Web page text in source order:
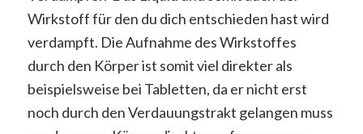
Wirkstoff für den du dich entschieden hast wird
verdampft. Die Aufnahme des Wirkstoffes
durch den Körper ist somit viel direkter als
beispielsweise bei Tabletten, da er nicht erst
noch durch den Verdauungstrakt gelangen muss